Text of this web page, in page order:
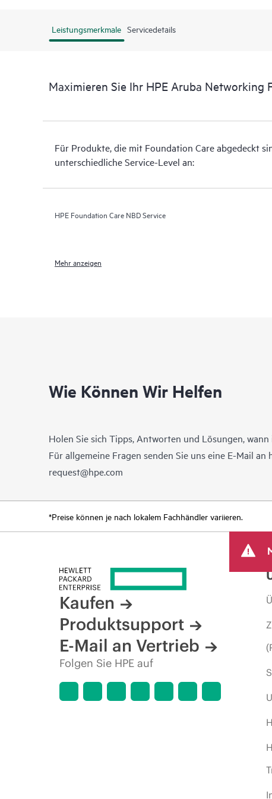
Leistungsmerkmale Servicedetails
Maximieren Sie Ihr HPE Aruba Networking
Für Produkte, die mit Foundation Care abgedeckt
unterschiedliche Service-Level an:
HPE Foundation Care NBD Service
Mehr anzeigen
Wie Können Wir Helfen
Holen Sie sich Tipps, Antworten und Lösungen,
Für allgemeine Fragen senden Sie uns eine E-Mail an
request@hpe.com
*Preise können je nach lokalem Fachhändler variieren.
Kaufen
Produktsupport
E-Mail an Vertrieb
Folgen Sie HPE auf